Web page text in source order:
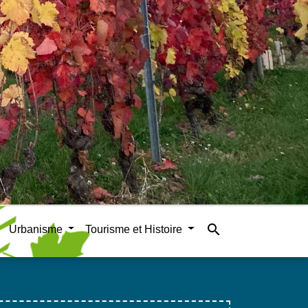
Urbanisme Tourisme et Histoire search